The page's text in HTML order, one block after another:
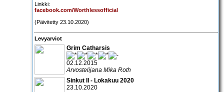
Linkki:
facebook.com/Worthlessofficial
(Päivitetty 23.10.2020)
Levyarviot
Grim Catharsis
02.12.2015
Arvostelijana Mika Roth
Sinkut II - Lokakuu 2020
23.10.2020